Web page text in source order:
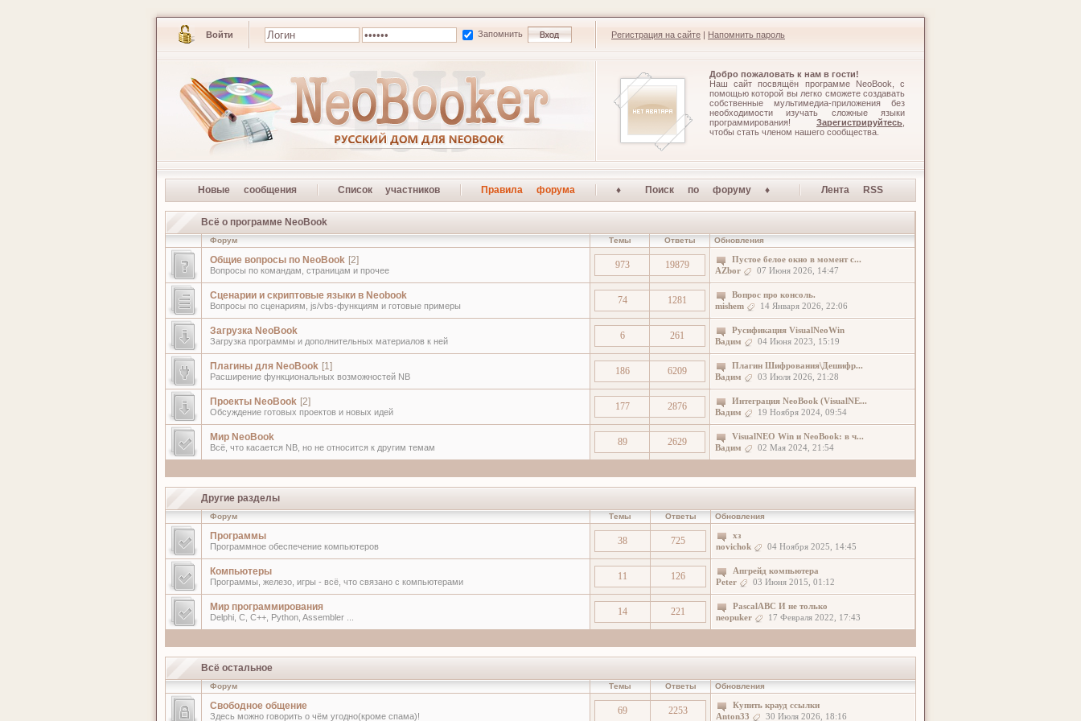
Войти Запомнить Регистрация на сайте | Напомнить пароль
Добро пожаловать к нам в гости!
Наш сайт посвящён программе NeoBook, с
помощью которой вы легко сможете создавать
собственные мультимедиа-приложения без
необходимости изучать сложные языки
программирования! Зарегистрируйтесь
чтобы стать членом нашего сообщества.
Новые сообщения Список участников Правила форума ♦ Поиск по форуму ♦ Лента RSS
Всё о программе NeoBook
Форум Темы Ответы Обновления
Общие вопросы по NeoBook [2]
Вопросы по командам, страницам и прочее 973 19879
Пустое белое окно в момент с...
AZbor
07 Июня 2026, 14:47
Сценарии и скриптовые языки в Neobook
Вопросы по сценариям, js/vbs-функциям и готовые примеры 74 1281
Вопрос про консоль.
mishem
14 Января 2026, 22:06
Загрузка NeoBook
Загрузка программы и дополнительных материалов к ней 6 261
Русификация VisualNeoWin
Вадим
04 Июня 2023, 15:19
Плагины для NeoBook [1]
Расширение функциональных возможностей NB 186 6209
Плагин Шифрования\Дешифр...
Вадим
03 Июля 2026, 21:28
Проекты NeoBook [2]
Обсуждение готовых проектов и новых идей 177 2876
Интеграция NeoBook (VisualNE...
Вадим
19 Ноября 2024, 09:54
Мир NeoBook
Всё, что касается NB, но не относится к другим темам 89 2629
VisualNEO Win и NeoBook: в ч...
Вадим
02 Мая 2024, 21:54
Другие разделы
Форум Темы Ответы Обновления
Программы
Программное обеспечение компьютеров 38 725
хз
novichok
04 Ноября 2025, 14:45
Компьютеры
Программы, железо, игры - всё, что связано с компьютерами 11 126
Апгрейд компьютера
Peter
03 Июня 2015, 01:12
Мир программирования
Delphi, C, C++, Python, Assembler ... 14 221
PascalABC И не только
neopuker
17 Февраля 2022, 17:43
Всё остальное
Форум Темы Ответы Обновления
Свободное общение
Здесь можно говорить о чём угодно(кроме спама)! 69 2253
Купить крауд ссылки
Anton33
30 Июля 2026, 18:16